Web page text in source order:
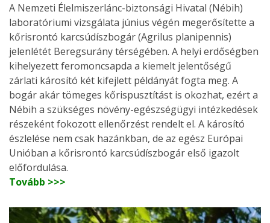
A Nemzeti Élelmiszerlánc-biztonsági Hivatal (Nébih)
laboratóriumi vizsgálata június végén megerősítette a
kőrisrontó karcsúdíszbogár (Agrilus planipennis)
jelenlétét Beregsurány térségében. A helyi erdőségben
kihelyezett feromoncsapda a kiemelt jelentőségű
zárlati károsító két kifejlett példányát fogta meg. A
bogár akár tömeges kőrispusztítást is okozhat, ezért a
Nébih a szükséges növény-egészségügyi intézkedések
részeként fokozott ellenőrzést rendelt el. A károsító
észlelése nem csak hazánkban, de az egész Európai
Unióban a kőrisrontó karcsúdíszbogár első igazolt
előfordulása.
Tovább >>>